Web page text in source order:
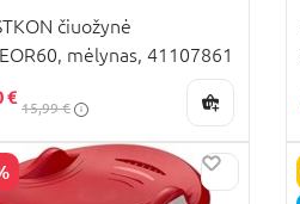
čiuožynė
mėlynas, 41107861
€
15,99 €